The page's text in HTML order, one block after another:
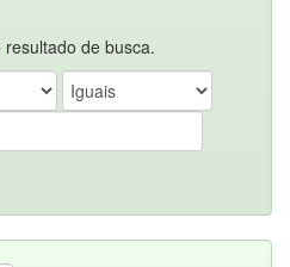
de busca.